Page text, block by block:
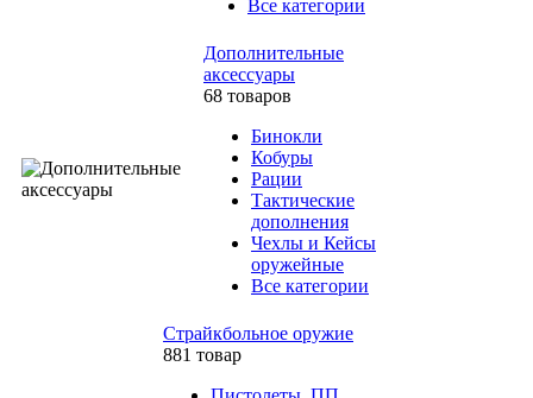
Все категории
Дополнительные
аксессуары
68 товаров
Бинокли
Кобуры
Рации
Тактические
дополнения
Чехлы и Кейсы
оружейные
Все категории
Страйкбольное оружие
881 товар